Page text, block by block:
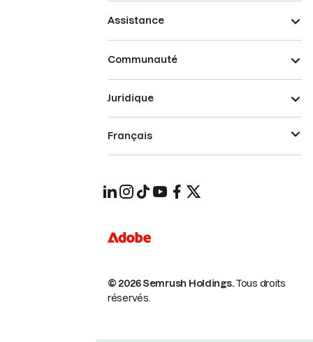
Assistance
Communauté
© 2026 Semrush Holdings.Tous droits
réservés.
Juridique
Français